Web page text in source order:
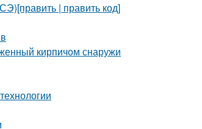
| править код]
кирпичом снаружи